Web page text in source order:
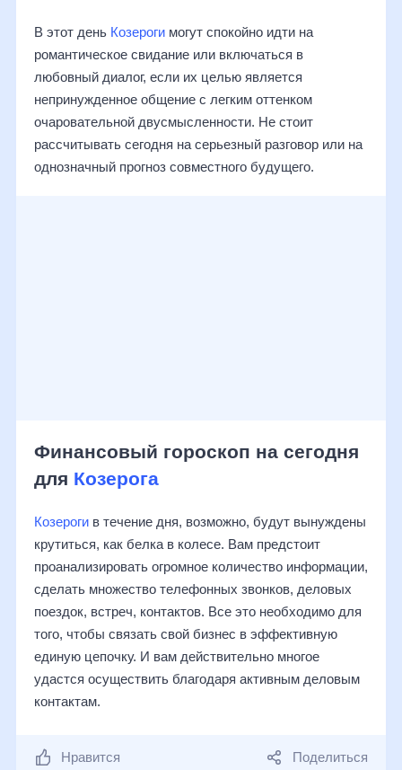
В этот день Козероги могут спокойно идти на
романтическое свидание или включаться в
любовный диалог, если их целью является
непринужденное общение с легким оттенком
очаровательной двусмысленности. Не стоит
рассчитывать сегодня на серьезный разговор или на
однозначный прогноз совместного будущего.
Финансовый гороскоп на сегодня
для Козерога
Козероги в течение дня, возможно, будут вынуждены
крутиться, как белка в колесе. Вам предстоит
проанализировать огромное количество информации,
сделать множество телефонных звонков, деловых
поездок, встреч, контактов. Все это необходимо для
того, чтобы связать свой бизнес в эффективную
единую цепочку. И вам действительно многое
удастся осуществить благодаря активным деловым
контактам.
Нравится Поделиться